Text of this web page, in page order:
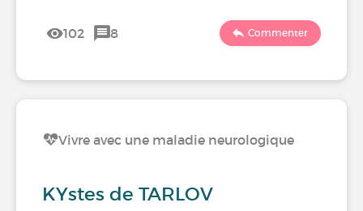
102 8 Commenter
Vivre avec une maladie neurologique
KYstes de TARLOV